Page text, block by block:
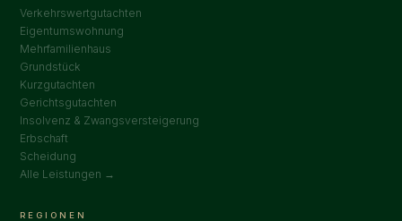
Verkehrswertgutachten
Eigentumswohnung
Mehrfamilienhaus
Grundstück
Kurzgutachten
Gerichtsgutachten
Insolvenz & Zwangsversteigerung
Erbschaft
Scheidung
Alle Leistungen →
REGIONEN